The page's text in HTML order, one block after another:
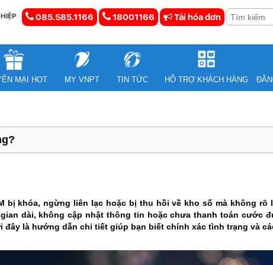
085.585.1166 18001166 Tải hóa đơn
MẠI HOT MY VNPT TIN TỨC HỖ TRỢ KHÁCH HÀNG
bị khóa, ngừng liên lạc hoặc bị thu hồi về kho số mà không rõ
dài, không cập nhật thông tin hoặc chưa thanh toán cước
là hướng dẫn chi tiết giúp bạn biết chính xác tình trạng và